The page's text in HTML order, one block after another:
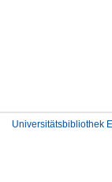
Universitätsbibliothek